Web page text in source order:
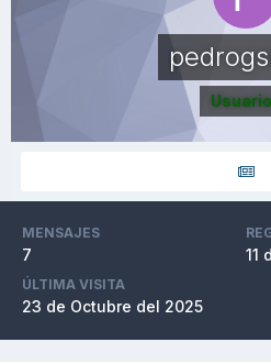
MENSAJES
7 11
ÚLTIMA VISITA
23 de Octubre del 2025